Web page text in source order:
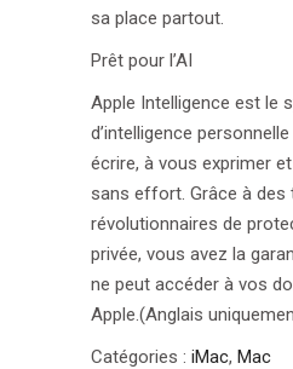
sa place partout.
Prêt pour l’AI
Apple Intel­ligence est le
d’intelligence
écrire, à vous exprimer
sans effort. Grâce à des
révolution­naires de
privée, vous avez la
ne peut accéder à vos
Apple.(Anglais
Catégories : iMac, Mac